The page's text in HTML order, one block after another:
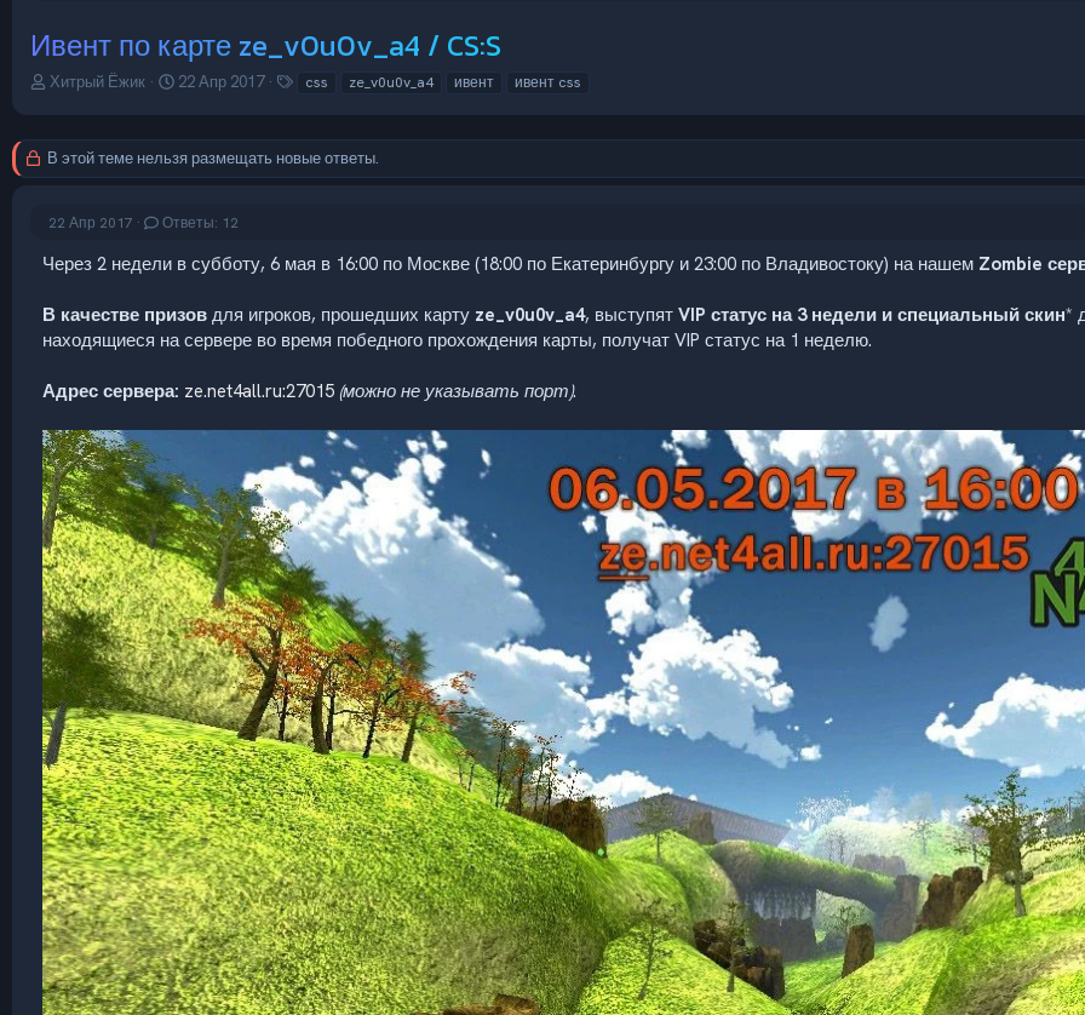
Ивент по карте ze_v0u0v_a4 / CS:S
А
о
р
м
ы
Хитрый Ёжик
Д
а
н
а
а
22 Апр 2017
Т
и
css ze_v0u0v_a4 ивент ивент css
В этой теме нельзя размещать новые ответы.
22 Апр 2017 Ответы: 12
Через 2 недели в субботу, 6 мая в 16:00 по Москве (18:00 по Екатеринбургу и 23:00 по Владивостоку) на нашем Zombie
В качестве призов для игроков, прошедших карту ze_v0u0v_a4, выступят VIP статус на 3 недели и специальный скин*
находящиеся на сервере во время победного прохождения карты, получат VIP статус на 1 неделю.
Адрес сервера: ze.net4all.ru:27015 (можно не указывать порт).